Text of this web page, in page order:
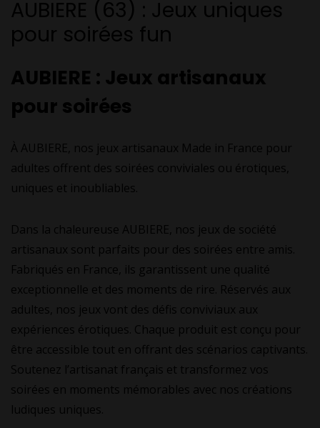
AUBIERE (63) : Jeux uniques
pour soirées fun
AUBIERE : Jeux artisanaux
pour soirées
À AUBIERE, nos jeux artisanaux Made in France pour
adultes offrent des soirées conviviales ou érotiques,
uniques et inoubliables.
Dans la chaleureuse AUBIERE, nos jeux de société
artisanaux sont parfaits pour des soirées entre amis.
Fabriqués en France, ils garantissent une qualité
exceptionnelle et des moments de rire. Réservés aux
adultes, nos jeux vont des défis conviviaux aux
expériences érotiques. Chaque produit est conçu pour
être accessible tout en offrant des scénarios captivants.
Soutenez l’artisanat français et transformez vos
soirées en moments mémorables avec nos créations
ludiques uniques.